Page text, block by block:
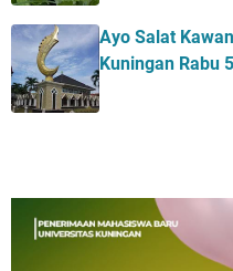
Ayo Salat
Kuningan Rabu